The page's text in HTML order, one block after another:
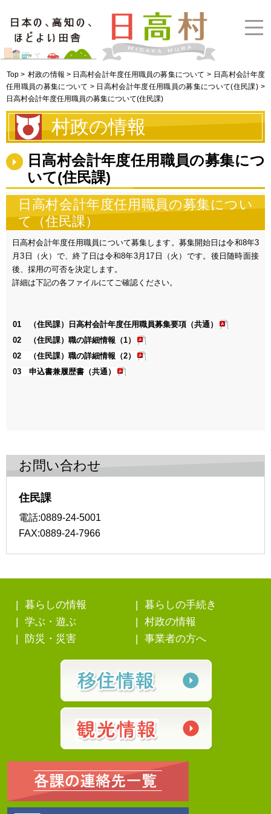
Top > 村政の情報 > 日高村会計年度任用職員の募集について > 日高村会計年度
任用職員の募集について > 日高村会計年度任用職員の募集について(住民課) >
日高村会計年度任用職員の募集について(住民課)
村政の情報
日高村会計年度任用職員の募集につ
いて(住民課)
日高村会計年度任用職員の募集につい
て（住民課）
日高村会計年度任用職員について募集します。募集開始日は令和8年3
月3 日 （火） で、終了日は令和8年3月17日（火）です。後日随時面接
後、採用の可否を決定します。
詳細は下記の各ファイルにてご確認ください。
01 （住民課）日高村会計年度任用職員募集要項（共通）
02 （住民課）職の詳細情報（1）
02 （住民課）職の詳細情報（2）
03 申込書兼履歴書（共通）
お問い合わせ
住民課
電話:0889-24-5001
FAX:0889-24-7966
暮らしの情報
暮らしの手続き
学ぶ・遊ぶ
村政の情報
防災・災害
事業者の方へ